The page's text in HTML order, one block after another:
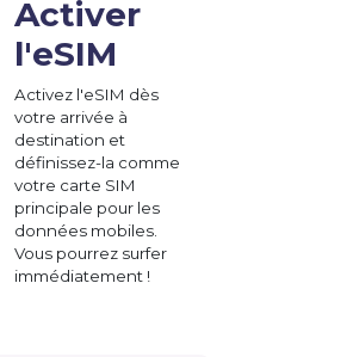
Activer
l'eSIM
Activez l'eSIM dès
votre arrivée à
destination et
définissez-la comme
votre carte SIM
principale pour les
données mobiles.
Vous pourrez surfer
immédiatement !